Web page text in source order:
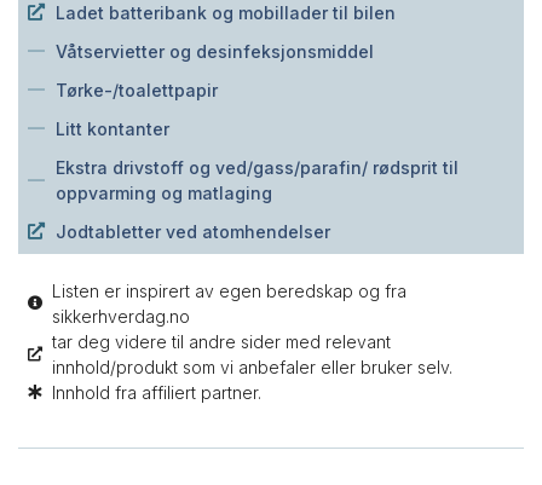
Ladet batteribank og mobillader til bilen
Våtservietter og desinfeksjonsmiddel
Tørke-/toalettpapir
Litt kontanter
Ekstra drivstoff og ved/gass/parafin/ rødsprit til
oppvarming og matlaging
Jodtabletter ved atomhendelser
Listen er inspirert av egen beredskap og fra
sikkerhverdag.no
tar deg videre til andre sider med relevant
innhold/produkt som vi anbefaler eller bruker selv.
Innhold fra affiliert partner.